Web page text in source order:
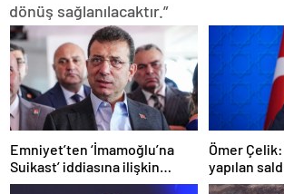
dönüş sağlanılacaktır.”
Emniyet’ten ‘İmamoğlu’na
Suikast’ iddiasına ilişkin
açıklama
Ömer Çelik:
yapılan